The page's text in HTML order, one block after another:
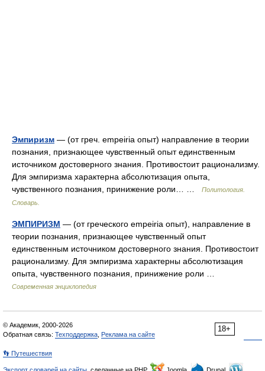
Эмпиризм — (от греч. empeiria опыт) направление в теории
познания, признающее чувственный опыт единственным
источником достоверного знания. Противостоит рационализму.
Для эмпиризма характерна абсолютизация опыта,
чувственного познания, принижение роли… …
Политология.
Словарь.
ЭМПИРИЗМ — (от греческого empeiria опыт), направление в
теории познания, признающее чувственный опыт
единственным источником достоверного знания. Противостоит
рационализму. Для эмпиризма характерны абсолютизация
опыта, чувственного познания, принижение роли …
Современная энциклопедия
18+
© Академик, 2000-2026
Обратная связь: Техподдержка Реклама на сайте
👣 Путешествия